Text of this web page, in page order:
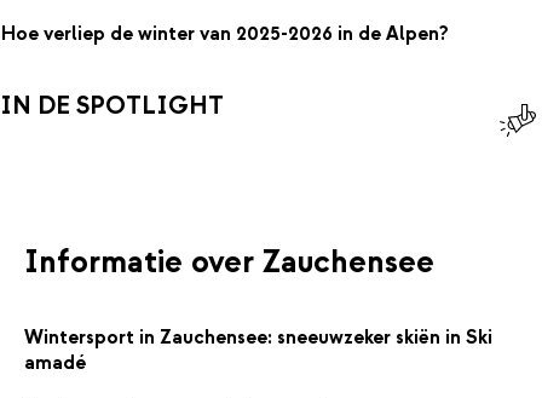
Hoe verliep de winter van 2025-2026 in de Alpen?
IN DE SPOTLIGHT
Informatie over Zauchensee
Wintersport in Zauchensee: sneeuwzeker skiën in Ski
amadé